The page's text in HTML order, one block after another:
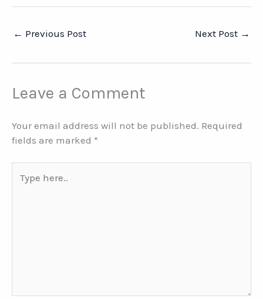
← Previous Post Next Post →
Leave a Comment
Your email address will not be published. Required
fields are marked *
here..